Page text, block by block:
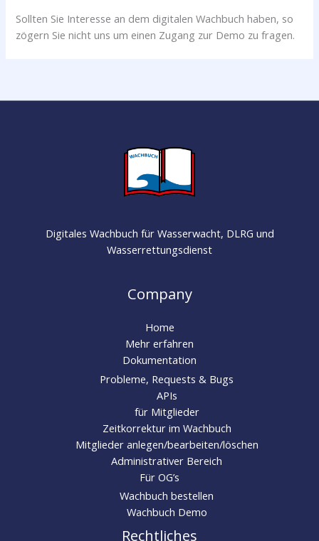
Sollten Sie Interesse an dem digitalen Wachbuch haben, so
zögern Sie nicht uns um einen Zugang zur Demo zu fragen.
Digitales Wachbuch für Wasserwacht, DLRG und
Wasserrettungsdienst
Company
Home
Mehr erfahren
Dokumentation
Probleme, Requests & Bugs
APIs
für Mitglieder
Zeitkorrektur im Wachbuch
Mitglieder anlegen/bearbeiten/löschen
Administrativer Bereich
Für OG’s
Wachbuch bestellen
Wachbuch Demo
Rechtliches